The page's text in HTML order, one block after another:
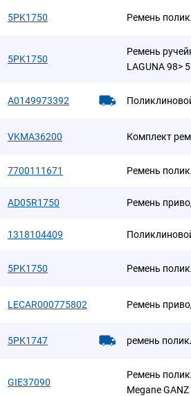
5PK1750 Ремень
5PK1750
Ремень
LAGUNA 98>
A0149973392
VKMA36200 Комплект
7700111671 Ремень
AD05R1750 Ремень
1318104409
5PK1750 Ремень
LECAR000775802 Ремень
5PK1747 ремень
GIE37090
Ремень
Megane